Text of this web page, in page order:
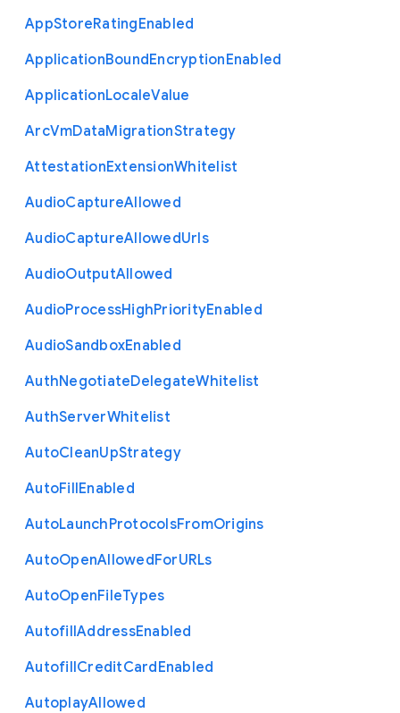
AppStoreRatingEnabled
ApplicationBoundEncryptionEnabled
ApplicationLocaleValue
ArcVmDataMigrationStrategy
AttestationExtensionWhitelist
AudioCaptureAllowed
AudioCaptureAllowedUrls
AudioOutputAllowed
AudioProcessHighPriorityEnabled
AudioSandboxEnabled
AuthNegotiateDelegateWhitelist
AuthServerWhitelist
AutoCleanUpStrategy
AutoFillEnabled
AutoLaunchProtocolsFromOrigins
AutoOpenAllowedForURLs
AutoOpenFileTypes
AutofillAddressEnabled
AutofillCreditCardEnabled
AutoplayAllowed